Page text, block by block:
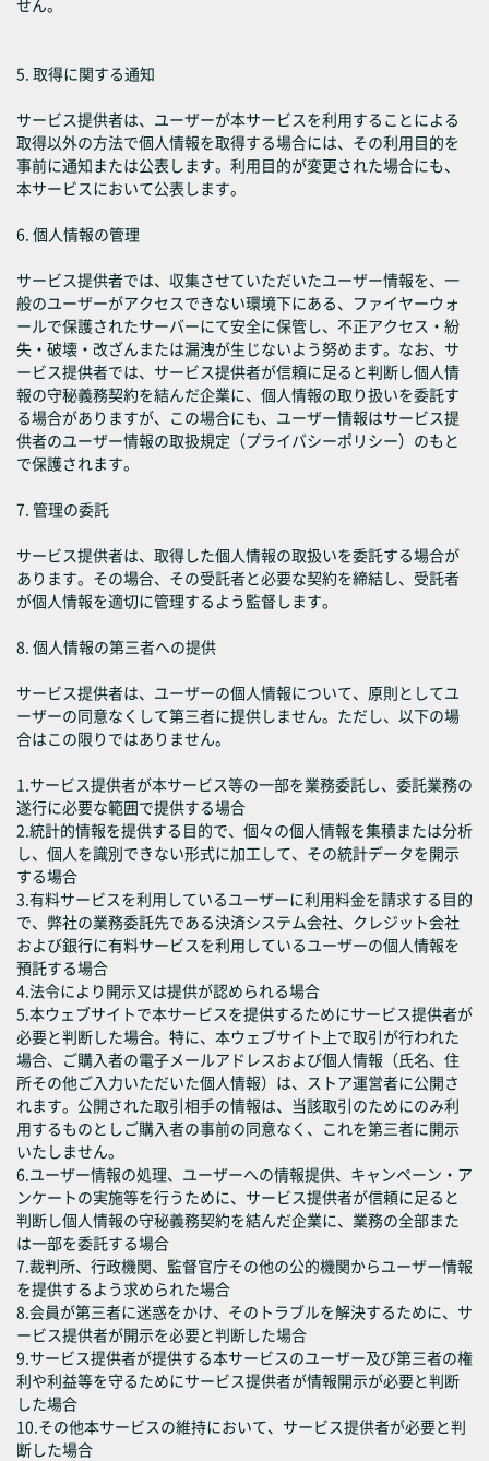
せん。
5. 取得に関する通知
サービス提供者は、ユーザーが本サービスを利用することによる
取得以外の方法で個人情報を取得する場合には、その利用目的を
事前に通知または公表します。利用目的が変更された場合にも、
本サービスにおいて公表します。
6. 個人情報の管理
サービス提供者では、収集させていただいたユーザー情報を、一
般のユーザーがアクセスできない環境下にある、ファイヤーウォ
ールで保護されたサーバーにて安全に保管し、不正アクセス・紛
失・破壊・改ざんまたは漏洩が生じないよう努めます。なお、サ
ービス提供者では、サービス提供者が信頼に足ると判断し個人情
報の守秘義務契約を結んだ企業に、個人情報の取り扱いを委託す
る場合がありますが、この場合にも、ユーザー情報はサービス提
供者のユーザー情報の取扱規定（プライバシーポリシー）のもと
で保護されます。
7. 管理の委託
サービス提供者は、取得した個人情報の取扱いを委託する場合が
あります。その場合、その受託者と必要な契約を締結し、受託者
が個人情報を適切に管理するよう監督します。
8. 個人情報の第三者への提供
サービス提供者は、ユーザーの個人情報について、原則としてユ
ーザーの同意なくして第三者に提供しません。ただし、以下の場
合はこの限りではありません。
1.サービス提供者が本サービス等の一部を業務委託し、委託業務の
遂行に必要な範囲で提供する場合
2.統計的情報を提供する目的で、個々の個人情報を集積または分析
し、個人を識別できない形式に加工して、その統計データを開示
する場合
3.有料サービスを利用しているユーザーに利用料金を請求する目的
で、弊社の業務委託先である決済システム会社、クレジット会社
および銀行に有料サービスを利用しているユーザーの個人情報を
預託する場合
4.法令により開示又は提供が認められる場合
5.本ウェブサイトで本サービスを提供するためにサービス提供者が
必要と判断した場合。特に、本ウェブサイト上で取引が行われた
場合、ご購入者の電子メールアドレスおよび個人情報（氏名、住
所その他ご入力いただいた個人情報）は、ストア運営者に公開さ
れます。公開された取引相手の情報は、当該取引のためにのみ利
用するものとしご購入者の事前の同意なく、これを第三者に開示
いたしません。
6.ユーザー情報の処理、ユーザーへの情報提供、キャンペーン・ア
ンケートの実施等を行うために、サービス提供者が信頼に足ると
判断し個人情報の守秘義務契約を結んだ企業に、業務の全部また
は一部を委託する場合
7.裁判所、行政機関、監督官庁その他の公的機関からユーザー情報
を提供するよう求められた場合
8.会員が第三者に迷惑をかけ、そのトラブルを解決するために、サ
ービス提供者が開示を必要と判断した場合
9.サービス提供者が提供する本サービスのユーザー及び第三者の権
利や利益等を守るためにサービス提供者が情報開示が必要と判断
した場合
10.その他本サービスの維持において、サービス提供者が必要と判
断した場合